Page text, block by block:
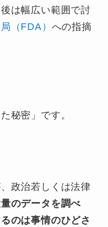
は幅広い範囲で討
（FDA） への指摘
秘密」です。
政治若しくは法律
のデータを調べ
のは事情のひどさ